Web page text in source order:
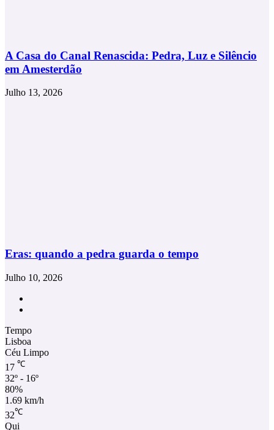
A Casa do Canal Renascida: Pedra, Luz e Silêncio
em Amesterdão
Julho 13, 2026
Eras: quando a pedra guarda o tempo
Julho 10, 2026
Tempo
Lisboa
Céu Limpo
17 ℃
32º - 16º
80%
1.69 km/h
32℃
Qui